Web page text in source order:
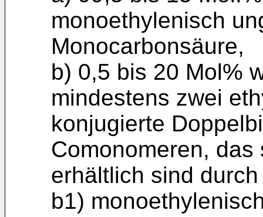
monoethylenisch
Monocarbonsäure,
b) 0,5 bis 20 Mol%
mindestens zwei
konjugierte
Comonomeren,
erhältlich sind
b1)